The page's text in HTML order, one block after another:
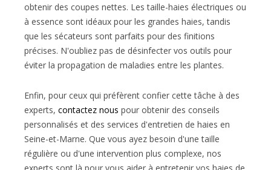
obtenir des coupes nettes. Les taille-haies électriques ou
à essence sont idéaux pour les grandes haies, tandis
que les sécateurs sont parfaits pour des finitions
précises. N'oubliez pas de désinfecter vos outils pour
éviter la propagation de maladies entre les plantes.
Enfin, pour ceux qui préfèrent confier cette tâche à des
experts, contactez nous pour obtenir des conseils
personnalisés et des services d'entretien de haies en
Seine-et-Marne. Que vous ayez besoin d'une taille
régulière ou d'une intervention plus complexe, nos